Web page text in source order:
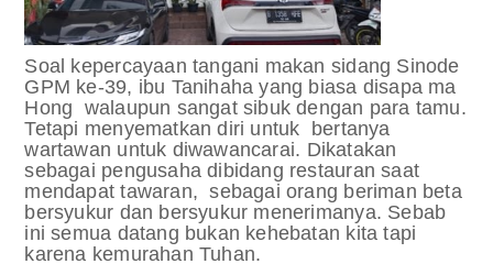
Soal kepercayaan tangani makan sidang Sinode
GPM ke-39, ibu Tanihaha yang biasa disapa ma
Hong walaupun sangat sibuk dengan para tamu.
Tetapi menyematkan diri untuk bertanya
wartawan untuk diwawancarai. Dikatakan
sebagai pengusaha dibidang restauran saat
mendapat tawaran, sebagai orang beriman beta
bersyukur dan bersyukur menerimanya. Sebab
ini semua datang bukan kehebatan kita tapi
karena kemurahan Tuhan.